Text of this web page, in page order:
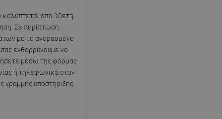
καλύπτεται από 10ετή
Σε περίπτωση
με το αγορασμένο
σας ενθαρρύνουμε να
μέσω της φόρμας
ή τηλεφωνικά στον
γραμμής υποστήριξης.